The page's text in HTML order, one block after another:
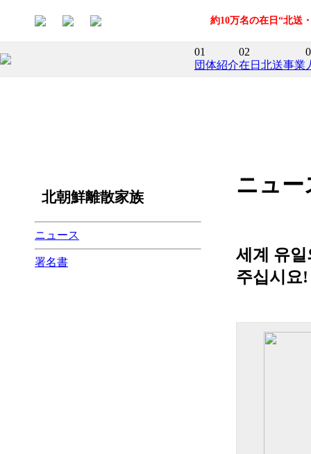
約10万名の在日“北送
01
団体紹介
02
在日北送事業
北朝鮮離散家族
ニュース
署名書
ニュー
세계 유
주십시요!